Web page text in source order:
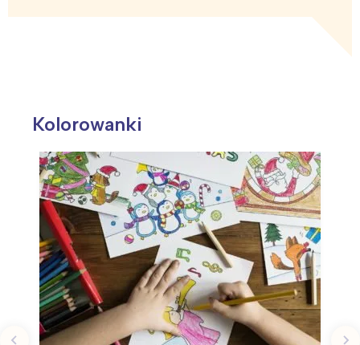
Kolorowanki